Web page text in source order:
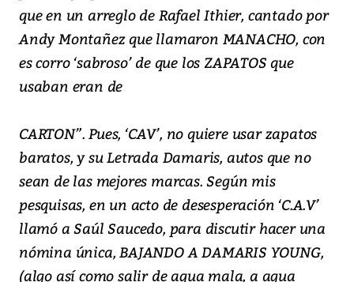
que en un arreglo de Rafael Ithier, cantado por
Andy Montañez que llamaron MANACHO, con
es corro ‘sabroso’ de que los ZAPATOS que
usaban eran de
CARTON”. Pues, ‘CAV’, no quiere usar zapatos
baratos, y su Letrada Damaris, autos que no
sean de las mejores marcas. Según mis
pesquisas, en un acto de desesperación ‘C.A.V’
llamó a Saúl Saucedo, para discutir hacer una
nómina única, BAJANDO A DAMARIS YOUNG,
(algo así como salir de agua mala, a agua